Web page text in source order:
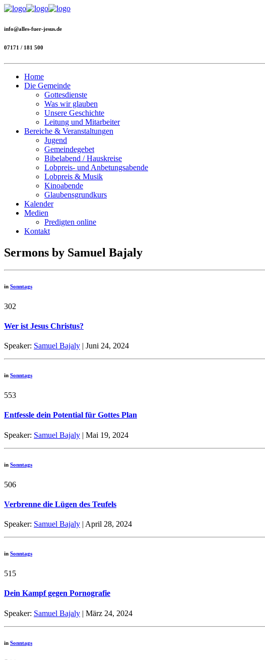
info@alles-fuer-jesus.de
07171 / 181 500
Home
Die Gemeinde
Gottesdienste
Was wir glauben
Unsere Geschichte
Leitung und Mitarbeiter
Bereiche & Veranstaltungen
Jugend
Gemeindegebet
Bibelabend / Hauskreise
Lobpreis- und Anbetungsabende
Lobpreis & Musik
Kinoabende
Glaubensgrundkurs
Kalender
Medien
Predigten online
Kontakt
Sermons by Samuel Bajaly
in Sonntags
302
Wer ist Jesus Christus?
Speaker: Samuel Bajaly | Juni 24, 2024
in Sonntags
553
Entfessle dein Potential für Gottes Plan
Speaker: Samuel Bajaly | Mai 19, 2024
in Sonntags
506
Verbrenne die Lügen des Teufels
Speaker: Samuel Bajaly | April 28, 2024
in Sonntags
515
Dein Kampf gegen Pornografie
Speaker: Samuel Bajaly | März 24, 2024
in Sonntags